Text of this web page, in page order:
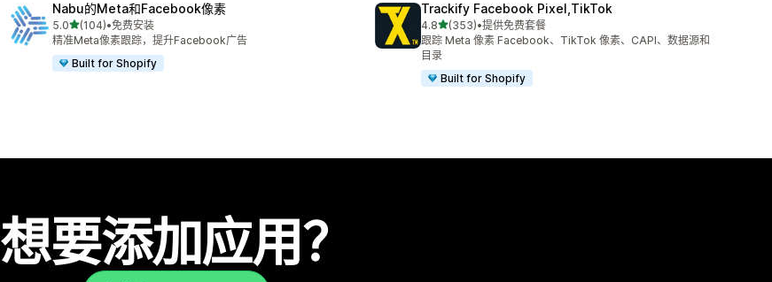
Nabu的Meta和Facebook像素
5.0星（满分 5 星）
(104)
总共 104 条评论
•免费安装
精准Meta像素跟踪，提升Facebook广告
Built for Shopify
Trackify Facebook Pixel,TikTok
4.8星（满分 5 星）
(353)
总共 353 条评论
•提供免费套餐
跟踪 Meta 像素 Facebook、TikTok 像素、CAPI、数据源和
目录
Built for Shopify
想要添加应用？